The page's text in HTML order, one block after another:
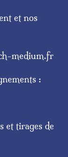
et nos
medium.fr
:
et tirages de